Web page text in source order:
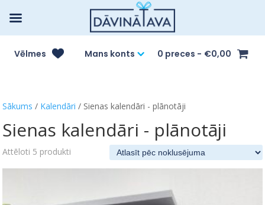
Vēlmes Mans konts 0 preces €0,00
Sākums / Kalendāri / Sienas kalendāri - plānotāji
Sienas kalendāri - plānotāji
Attēloti 5 produkti